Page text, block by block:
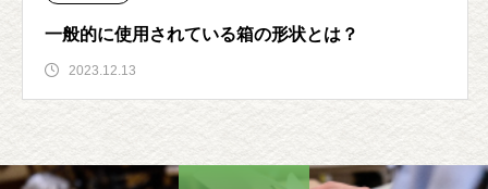
一般的に使用されている箱の形状とは？
2023.12.13